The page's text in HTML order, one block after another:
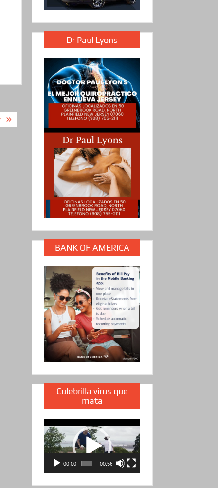
Dr Paul Lyons
BANK OF AMERICA
Culebrilla virus que
mata
Reproductor
de
vídeo
00:00 00:56